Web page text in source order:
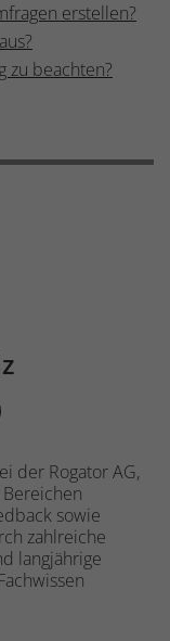
erstellen?
zu beachten?
der Rogator AG,
sowie
zahlreiche
langjährige